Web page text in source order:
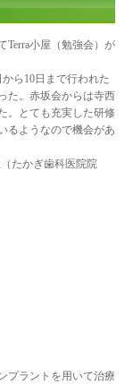
Terra小屋（勉強会）が
ら10日まで行われた
た。赤坂会からは寺西
。とても充実した研修
るようなので機会があ
たかぎ歯科医院院
プラントを用いて治療